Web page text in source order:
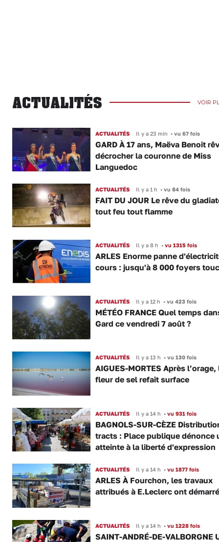
ACTUALITÉS VOIR
ACTUALITÉS Il y a 23 min •vu 67 fois
GARD À 17 ans, Maëva Benoit
décrocher la couronne de Miss
Languedoc
ACTUALITÉS Il y a 1 h •vu 84 fois
FAIT DU JOUR Le rêve du
tout feu tout flamme
ACTUALITÉS Il y a 8 h •vu 1315 fois
ARLES Enorme panne
cours : jusqu'à 8 000 foyers
ACTUALITÉS Il y a 12 h •vu 423 fois
MÉTÉO FRANCE Quel temps
Gard ce vendredi 7 août ?
ACTUALITÉS Il y a 13 h •vu 130 fois
AIGUES-MORTES Après l’orage,
fleur de sel refait surface
ACTUALITÉS Il y a 14 h •vu 931 fois
BAGNOLS-SUR-CÈZE
tracts : Place publique dénonce
atteinte à la liberté d'expression
ACTUALITÉS Il y a 14 h •vu 1877 fois
ARLES À Fourchon, les travaux
attribués à E.Leclerc ont démarré
ACTUALITÉS Il y a 14 h •vu 1228 fois
SAINT-ANDRÉ-DE-VALBORGNE